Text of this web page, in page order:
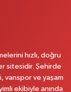
SK.NO:11
hızlı, doğru
sitesidir. Şehirde
vanspor ve yaşam
ekibiyle anında